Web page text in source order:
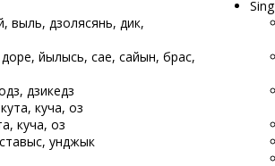
выль, дзолясянь, дик,
йылысь, сае, сайын, бӧрас,
дзикедз
куча, оз
куча, оз
унджык
Sing